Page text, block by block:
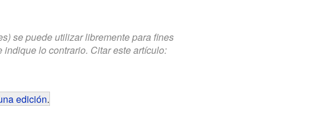
se puede utilizar libremente para fines
lo contrario. Citar este artículo:
edición.